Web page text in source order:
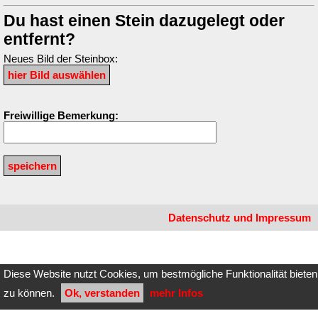
Diese Website nutzt Cookies, um bestmögliche Funktionalität bieten
zu können.
Ok, verstanden mehr Infos
Du hast einen Stein dazugelegt oder
entfernt?
Neues Bild der Steinbox:
Freiwillige Bemerkung:
Datenschutz und Impressum